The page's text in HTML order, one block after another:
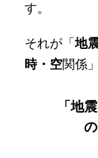
す。
それが「地
時・空関係
「地